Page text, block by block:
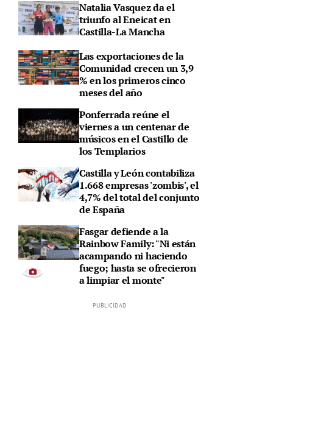
Natalia Vasquez da el
triunfo al Eneicat en
Castilla-La Mancha
Las exportaciones de la
Comunidad crecen un 3,9
% en los primeros cinco
meses del año
Ponferrada reúne el
viernes a un centenar de
músicos en el Castillo de
los Templarios
Castilla y León contabiliza
1.668 empresas 'zombis', el
4,7% del total del conjunto
de España
Fasgar defiende a la
Rainbow Family: "Ni están
acampando ni haciendo
fuego; hasta se ofrecieron
a limpiar el monte"